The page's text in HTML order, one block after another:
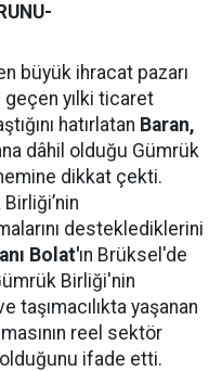
büyük ihracat pazarı
geçen yılki ticaret
hatırlatan Baran,
dâhil olduğu Gümrük
dikkat çekti.
desteklediklerini
Bolat'ın Brüksel'de
Birliği'nin
taşımacılıkta yaşanan
reel sektör
ifade etti.